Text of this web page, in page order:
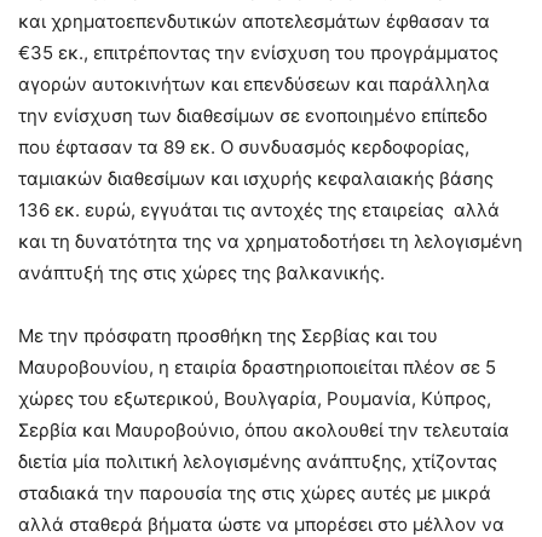
και χρηματοεπενδυτικών αποτελεσμάτων έφθασαν τα
€35 εκ., επιτρέποντας την ενίσχυση του προγράμματος
αγορών αυτοκινήτων και επενδύσεων και παράλληλα
την ενίσχυση των διαθεσίμων σε ενοποιημένο επίπεδο
που έφτασαν τα 89 εκ. Ο συνδυασμός κερδοφορίας,
ταμιακών διαθεσίμων και ισχυρής κεφαλαιακής βάσης
136 εκ. ευρώ, εγγυάται τις αντοχές της εταιρείας αλλά
και τη δυνατότητα της να χρηματοδοτήσει τη λελογισμένη
ανάπτυξή της στις χώρες της βαλκανικής.
Με την πρόσφατη προσθήκη της Σερβίας και του
Μαυροβουνίου, η εταιρία δραστηριοποιείται πλέον σε 5
χώρες του εξωτερικού, Βουλγαρία, Ρουμανία, Κύπρος,
Σερβία και Μαυροβούνιο, όπου ακολουθεί την τελευταία
διετία μία πολιτική λελογισμένης ανάπτυξης, χτίζοντας
σταδιακά την παρουσία της στις χώρες αυτές με μικρά
αλλά σταθερά βήματα ώστε να μπορέσει στο μέλλον να